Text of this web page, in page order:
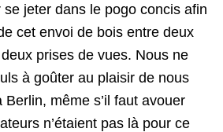
se jeter dans le pogo concis afin
cet envoi de bois entre deux
prises de vues. Nous ne
à goûter au plaisir de nous
même s’il faut avouer
n’étaient pas là pour ce